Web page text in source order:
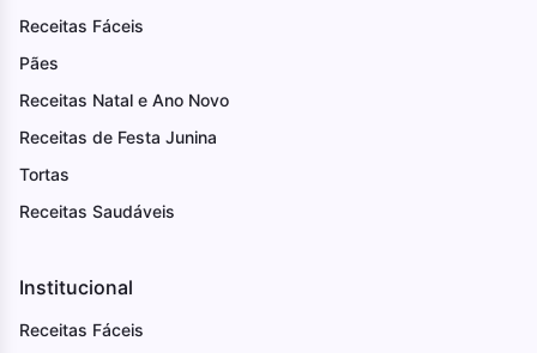
Receitas Fáceis
Pães
Receitas Natal e Ano Novo
Receitas de Festa Junina
Tortas
Receitas Saudáveis
Institucional
Receitas Fáceis